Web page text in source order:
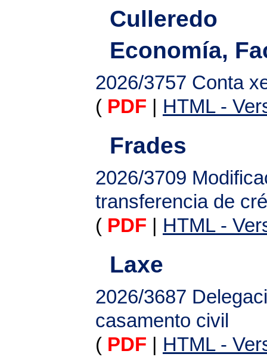
Culleredo
Economía,
2026/3757 Conta
( PDF HTML -
Frades
2026/3709
transferencia de
( PDF HTML -
Laxe
2026/3687
casamento civil
( PDF HTML -